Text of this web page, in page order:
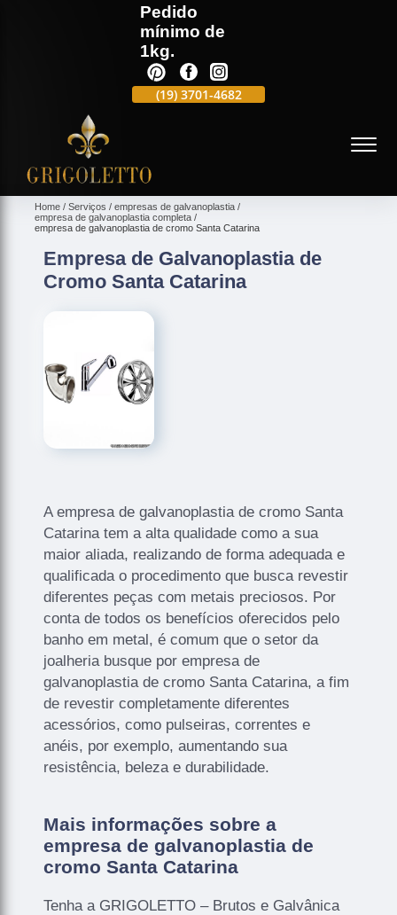
Pedido
mínimo de
1kg.
(19) 3701-4682 (19)
Home Serviços
empresas de galvanoplastia
empresa de galvanoplastia completa
empresa de galvanoplastia de cromo Santa Catarina
Empresa de Galvanoplastia de
Cromo Santa Catarina
A empresa de galvanoplastia de cromo Santa
Catarina tem a alta qualidade como a sua
maior aliada, realizando de forma adequada e
qualificada o procedimento que busca revestir
diferentes peças com metais preciosos. Por
conta de todos os benefícios oferecidos pelo
banho em metal, é comum que o setor da
joalheria busque por empresa de
galvanoplastia de cromo Santa Catarina, a fim
de revestir completamente diferentes
acessórios, como pulseiras, correntes e
anéis, por exemplo, aumentando sua
resistência, beleza e durabilidade.
Mais informações sobre a
empresa de galvanoplastia de
cromo Santa Catarina
Tenha a GRIGOLETTO – Brutos e Galvânica